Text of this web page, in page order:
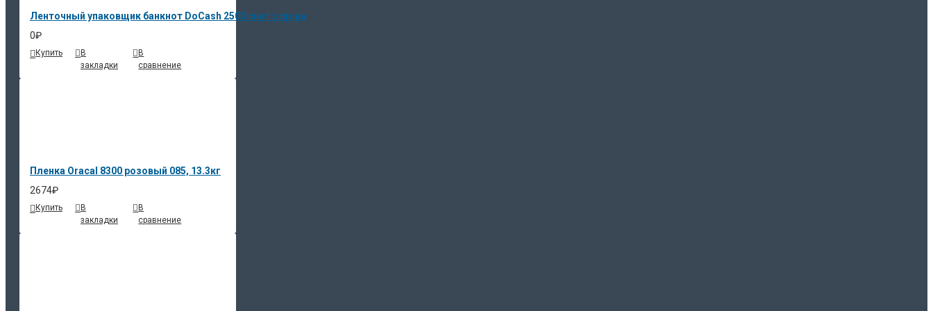
Ленточный упаковщик банкнот DoCash 2500 снят с пр-ва
0₽
Купить
В
закладки
В
сравнение
Пленка Oracal 8300 розовый 085, 13.3кг
2674₽
Купить
В
закладки
В
сравнение